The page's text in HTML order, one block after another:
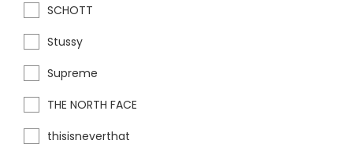
SCHOTT
Stussy
Supreme
THE NORTH FACE
thisisneverthat